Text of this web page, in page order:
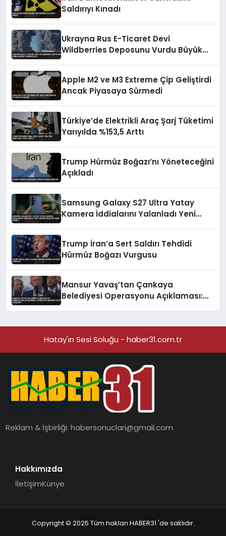
Saldırıyı Kınadı
Ukrayna Rus E-Ticaret Devi
Wildberries Deposunu Vurdu Büyük
Apple M2 ve M3 Extreme Çip Geliştirdi
Ancak Piyasaya Sürmedi
Türkiye’de Elektrikli Araç Şarj Tüketimi
Yarıyılda %153,5 Arttı
Trump Hürmüz Boğazı’nı Yöneteceğini
Açıkladı
Samsung Galaxy S27 Ultra Yatay
Kamera İddialarını Yalanladı Yeni
Trump İran’a Sert Saldırı Tehdidi
Hürmüz Boğazı Vurgusu
Mansur Yavaş’tan Çankaya
Belediyesi Operasyonu Açıklaması:
Hatay'ın Sesi Soluğu - haber31.com.tr
Reklam & İşbirliği:habersonuclari@gmail.com
Hakkımızda
İletişimKünye
Copyright © 2025 Tüm hakları HABER31 'de saklıdır.